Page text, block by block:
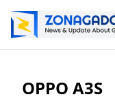
OPPO A3S